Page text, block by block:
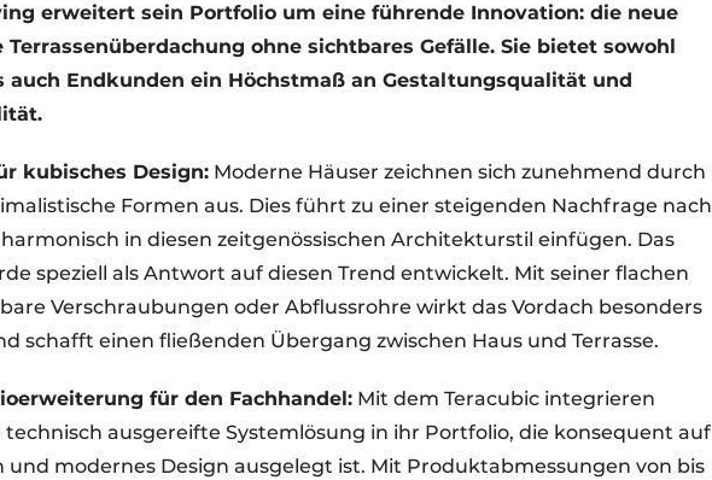
erweitert sein Portfolio um eine führende Innovation: die neue
ohne sichtbares Gefälle. Sie bietet sowohl
auch Endkunden ein Höchstmaß an Gestaltungsqualität und
kubisches Design: Moderne Häuser zeichnen sich zunehmend durch
Formen aus. Dies führt zu einer steigenden Nachfrage nach
in diesen zeitgenössischen Architekturstil einfügen. Das
speziell als Antwort auf diesen Trend entwickelt. Mit seiner flachen
Verschraubungen oder Abflussrohre wirkt das Vordach besonders
schafft einen fließenden Übergang zwischen Haus und Terrasse.
für den Fachhandel: Mit dem Teracubic integrieren
ausgereifte Systemlösung in ihr Portfolio, die konsequent auf
modernes Design ausgelegt ist. Mit Produktabmessungen von bis